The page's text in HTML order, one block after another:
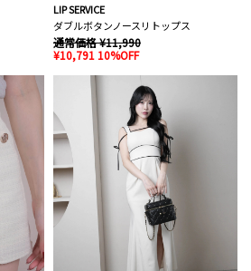
LIP SERVICE
ダブルボタンノースリトップス
通常価格 ¥11,990
¥10,791 10%OFF